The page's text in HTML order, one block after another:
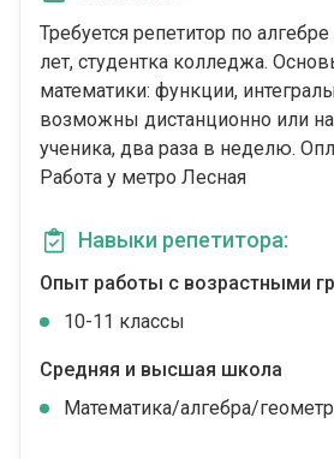
Требуется репетитор по
лет, студентка колледжа.
математики: функции,
возможны дистанционно или на
ученика, два раза в неделю.
Работа у метро Лесная
Навыки репетитора:
Опыт работы с возрастными
10-11 классы
Средняя и высшая школа
Математика/алгебра/